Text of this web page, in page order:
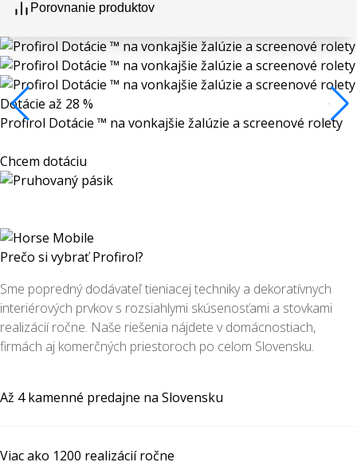
Porovnanie produktov
Dotácie až 28 %
Profirol Dotácie ™ na vonkajšie žalúzie a screenové rolety
Chcem dotáciu
Prečo si vybrať Profirol?
Sme popredný dodávateľ tieniacej techniky a dekoratívnych
interiérových prvkov s rozsiahlymi skúsenosťami a stovkami
realizácií ročne. Naše riešenia nájdete v domácnostiach,
firmách aj komerčných priestoroch po celom Slovensku.
Až 4 kamenné predajne na Slovensku
Viac ako 1200 realizácií ročne